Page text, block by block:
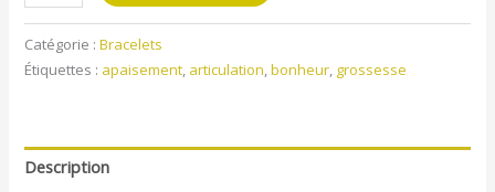
Catégorie :Bracelets
Étiquettes : apaisement, articulation,bonheur, grossesse
Description